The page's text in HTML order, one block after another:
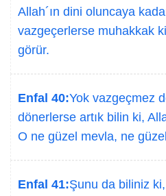
Allah´ın dini oluncaya
vazgeçerlerse muhakkak
görür.
Enfal 40:Yok vazgeçmez
dönerlerse artık bilin ki,
O ne güzel mevla, ne güzel
Enfal 41:Şunu da biliniz